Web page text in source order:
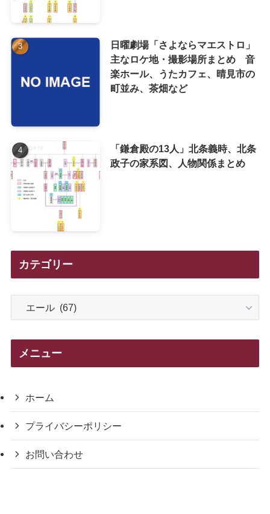
日曜劇場「さよならマエストロ」
主なロケ地・撮影場所まとめ 音
楽ホール、うたカフェ、晴見市の
町並み、茶畑など
「鎌倉殿の13人」北条義時、北条
政子の家系図、人物関係まとめ
カテゴリー
メニュー
ホーム
プライバシーポリシー
お問い合わせ